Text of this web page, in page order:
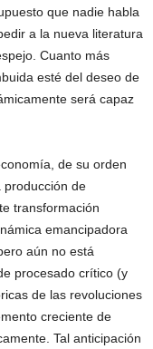
que nadie habla
a la nueva literatura
Cuanto más
esté del deseo de
será capaz
de su orden
producción de
transformación
emancipadora
aún no está
procesado crítico (y
de las revoluciones
creciente de
Tal anticipación